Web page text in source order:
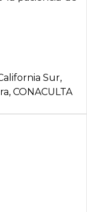
Sur,
CONACULTA